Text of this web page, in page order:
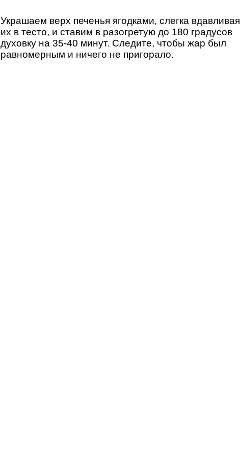
Украшаем верх печенья ягодками, слегка вдавливая
их в тесто, и ставим в разогретую до 180 градусов
духовку на 35-40 минут. Следите, чтобы жар был
равномерным и ничего не пригорало.